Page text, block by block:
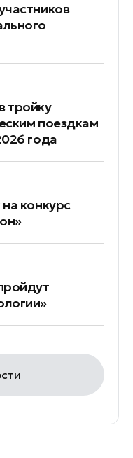
тройку
поездкам
года
конкурс